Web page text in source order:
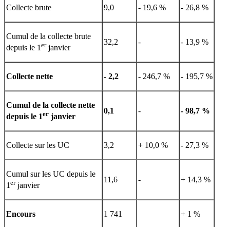
Collecte brute 9,0 - 19,6 % - 26,8 %
Cumul de la collecte brute
depuis le 1 erjanvier
32,2 - - 13,9 %
Collecte nette - 2,2 - 246,7 % - 195,7 %
Cumul de la collecte nette
depuis le 1er janvier
0,1 - - 98,7 %
Collecte sur les UC 3,2 + 10,0 % - 27,3 %
Cumul sur les UC depuis le
1 erjanvier
11,6 - + 14,3 %
Encours 1 741 + 1 %